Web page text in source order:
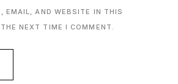
EMAIL, AND WEBSITE IN THIS
NEXT TIME I COMMENT.